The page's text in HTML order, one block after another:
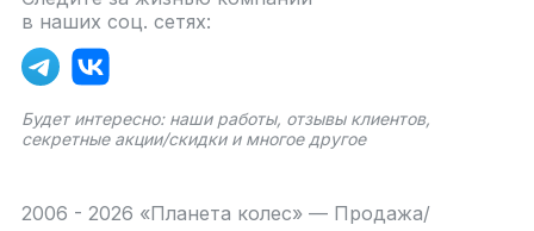
в наших соц. сетях:
Будет интересно: наши работы, отзывы клиентов,
секретные акции/скидки и многое другое
2006 - 2026 «Планета колес» — Продажа/